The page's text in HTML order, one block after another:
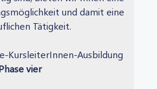
und damit eine
Tätigkeit.
KursleiterInnen-Ausbildung
vier